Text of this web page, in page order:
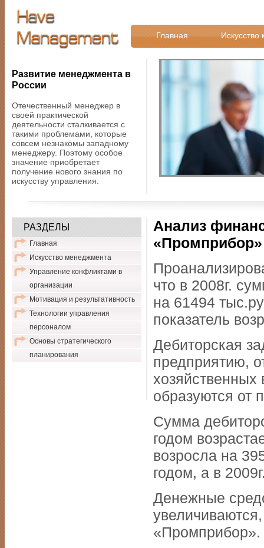
Главная
Развитие менеджмента в
России
Отечественный менеджер в
своей практической
деятельности сталкивается с
такими проблемами, которые
совсем незнакомы западному
менеджеру. Поэтому особое
значение приобретает
получение нового знания по
искусству управления.
РАЗДЕЛЫ
Главная
Искусство менеджмента
Управление конфликтами в
организации
Мотивация и результативность
Технологии управления
персоналом
Основы стратегического
планирования
Анализ
«Промприбор»
что в 2008г.
на 61494
показатель
Дебиторская
предприятию,
образуются от
Сумма
годом
возросла на
годом, а в
Денежные
«Промприбор».